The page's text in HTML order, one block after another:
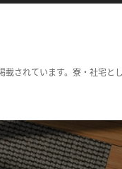
されています。寮・社宅と